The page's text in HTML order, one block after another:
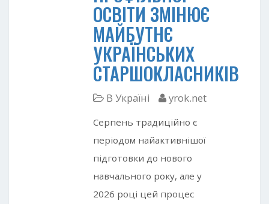
ОСВІТИ ЗМІНЮЄ
МАЙБУТНЄ
УКРАЇНСЬКИХ
СТАРШОКЛАСНИКІВ
В Україні yrok.net
Серпень традиційно є
періодом найактивнішої
підготовки до нового
навчального року, але у
2026 році цей процес